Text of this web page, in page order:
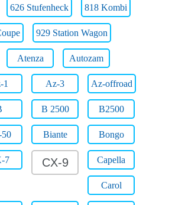
626 Stufenheck 818 Kombi
929 Station Wagon
Atenza Autozam
1 Az-3 Az-offroad
B 2500 B2500
Biante Bongo
7 CX-9 Capella
Carol